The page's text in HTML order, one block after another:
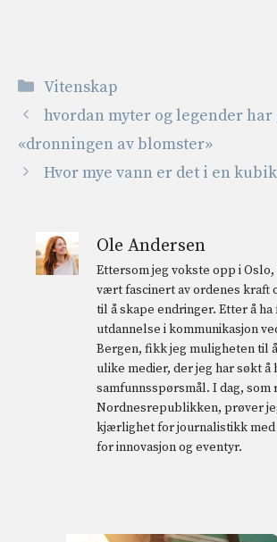
Kategorier
Vitenskap
hvordan myter og legender
«dronningen av blomster»
Hvor mye vann er det i en
Ole Andersen
Ettersom jeg vokste opp i
vært fascinert av ordenes kraft
til å skape endringer. Etter å
utdannelse i kommunikasjon
Bergen, fikk jeg muligheten til
ulike medier, der jeg har søkt å
samfunnsspørsmål. I dag,
Nordnesrepublikken, prøver
kjærlighet for journalistikk med
for innovasjon og eventyr.